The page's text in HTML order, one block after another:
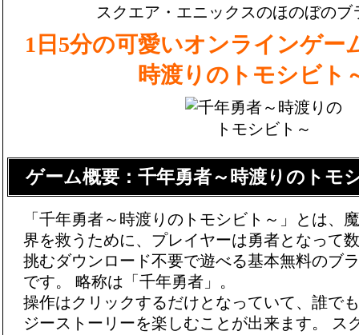
スクエア・エニックスのほのぼのブ
1日5分の可愛いオンラインゲー
時渡りのトモシビト
ゲーム概要：千年勇者～時渡りのトモ
「千年勇者～時渡りのトモシビト～」とは、
界を救うために、プレイヤーは勇者となって
挑むダウンロード不要で遊べる基本無料のブ
です。 略称は「千年勇者」。
操作はクリックするだけとなっていて、誰で
ジーストーリーを楽しむことが出来ます。 ス